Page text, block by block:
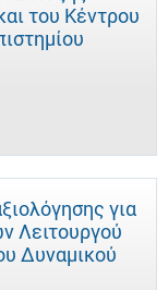
του Κέντρου
για
Λειτουργού
Δυναμικού